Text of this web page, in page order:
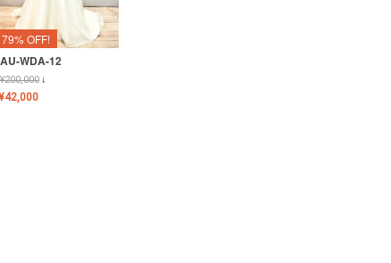
79% OFF!
AU-WDA-12
¥200,000↓
42,000